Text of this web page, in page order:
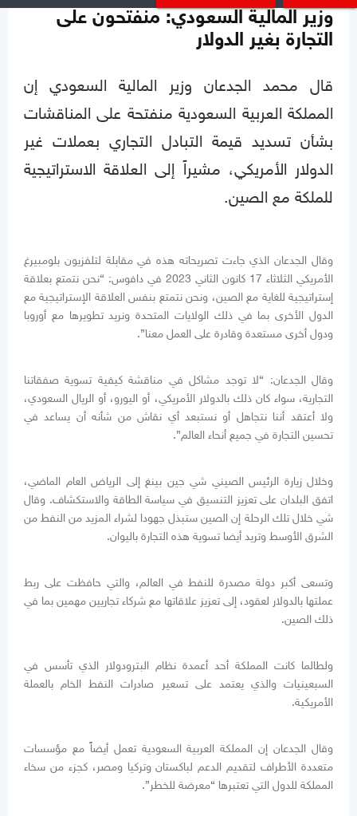
وزير المالية السعودي: منفتحون على
التجارة بغير الدولار
قال محمد الجدعان وزير المالية السعودي إن
المملكة العربية السعودية منفتحة على المناقشات
بشأن تسديد قيمة التبادل التجاري بعملات غير
الدولار الأمريكي، مشيراً إلى العلاقة الاستراتيجية
للملكة مع الصين.
وقال الجدعان الذي جاءت تصريحاته هذه في مقابلة لتلفزيون بلومبيرغ
الأمريكي الثلاثاء 17 كانون الثاني 2023 في دافوس: “نحن نتمتع بعلاقة
إستراتيجية للغاية مع الصين، ونحن نتمتع بنفس العلاقة الإستراتيجية مع
الدول الأخرى بما في ذلك الولايات المتحدة ونريد تطويرها مع أوروبا
ودول أخرى مستعدة وقادرة على العمل معنا”.
وقال الجدعان: “لا توجد مشاكل في مناقشة كيفية تسوية صفقاتنا
التجارية، سواء كان ذلك بالدولار الأمريكي، أو اليورو، أو الريال السعودي،
ولا أعتقد أننا نتجاهل أو نستبعد أي نقاش من شأنه أن يساعد في
تحسين التجارة في جميع أنحاء العالم”.
وخلال زيارة الرئيس الصيني شي جين بينغ إلى الرياض العام الماضي،
اتفق البلدان على تعزيز التنسيق في سياسة الطاقة والاستكشاف. وقال
شي خلال تلك الرحلة إن الصين ستبذل جهودا لشراء المزيد من النفط من
الشرق الأوسط وتريد أيضا تسوية هذه التجارة باليوان.
وتسعى أكبر دولة مصدرة للنفط في العالم، والتي حافظت على ربط
عملتها بالدولار لعقود، إلى تعزيز علاقاتها مع شركاء تجاريين مهمين بما في
ذلك الصين.
ولطالما كانت المملكة أحد أعمدة نظام البترودولار الذي تأسس في
السبعينيات والذي يعتمد على تسعير صادرات النفط الخام بالعملة
الأمريكية.
وقال الجدعان إن المملكة العربية السعودية تعمل أيضاً مع مؤسسات
متعددة الأطراف لتقديم الدعم لباكستان وتركيا ومصر، كجزء من سخاء
المملكة للدول التي تعتبرها “معرضة للخطر”.